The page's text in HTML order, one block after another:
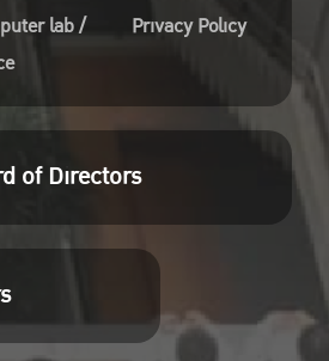
lab /
Privacy Policy
of Directors